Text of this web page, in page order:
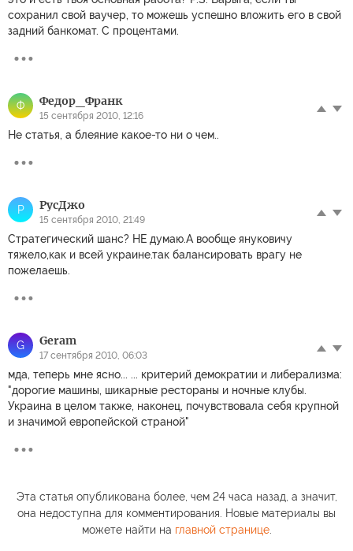
сохранил свой ваучер, то можешь успешно вложить его в свой
задний банкомат. С процентами.
Ф Федор_Франк
15 сентября 2010, 12:16
Не статья, а блеяние какое-то ни о чем..
Р РусДжо
15 сентября 2010, 21:49
Стратегический шанс? НЕ думаю.А вообще януковичу
тяжело,как и всей украине.так балансировать врагу не
пожелаешь.
G Geram
17 сентября 2010, 06:03
мда, теперь мне ясно... ... критерий демократии и либерализма:
"дорогие машины, шикарные рестораны и ночные клубы.
Украина в целом также, наконец, почувствовала себя крупной
и значимой европейской страной"
Эта статья опубликована более, чем 24 часа назад, а значит,
она недоступна для комментирования. Новые материалы вы
можете найти на главной странице.